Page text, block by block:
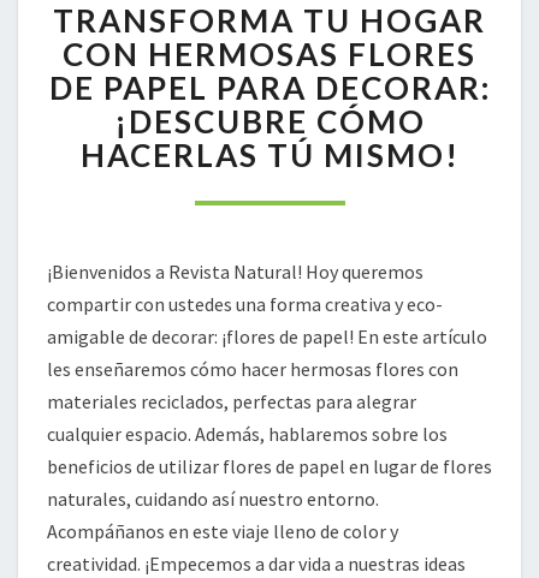
TU
HOGAR
CON
HERMOSAS
FLORES
DE
PARA
CÓMO
HACERLAS
TÚ
MISMO!
TRANSFORMA TU HOGAR
CON HERMOSAS FLORES
DE PAPEL PARA DECORAR:
¡DESCUBRE CÓMO
HACERLAS TÚ MISMO!
¡Bienvenidos a Revista Natural! Hoy queremos
compartir con ustedes una forma creativa y eco-
amigable de decorar: ¡flores de papel! En este artículo
les enseñaremos cómo hacer hermosas flores con
materiales reciclados, perfectas para alegrar
cualquier espacio. Además, hablaremos sobre los
beneficios de utilizar flores de papel en lugar de flores
naturales, cuidando así nuestro entorno.
Acompáñanos en este viaje lleno de color y
creatividad. ¡Empecemos a dar vida a nuestras ideas